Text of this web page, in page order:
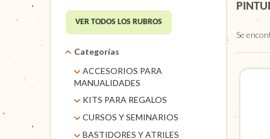
VER TODOS LOS RUBROS
Categorías
ACCESORIOS PARA
MANUALIDADES
AROS DE MIMBRE
CARACOLES. FLORES Y
KITS PARA REGALOS
KITS
CURSOS Y SEMINARIOS
TALLERES
BASTIDORES Y ATRILES
Se